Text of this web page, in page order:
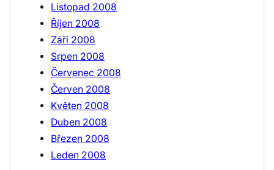
Listopad 2008
Říjen 2008
Září 2008
Srpen 2008
Červenec 2008
Červen 2008
Květen 2008
Duben 2008
Březen 2008
Leden 2008